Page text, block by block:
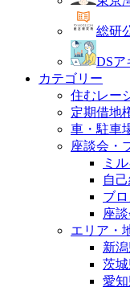
総研
DSア
カテゴリー
住むレー
定期借地
車・駐車
座談会・
ミ
自
ブ
座
エリア・
新
茨
愛